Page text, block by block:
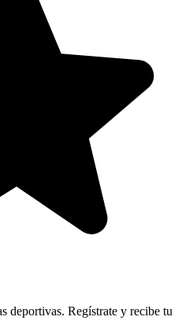
deportivas. Regístrate y recibe tu